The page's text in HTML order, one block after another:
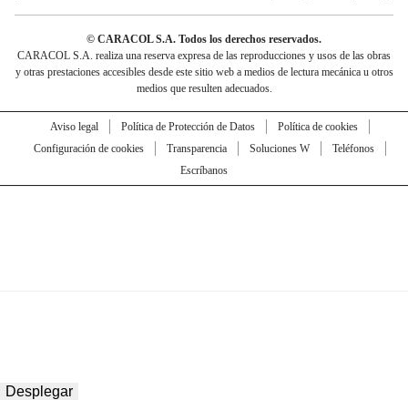
© CARACOL S.A. Todos los derechos reservados.
CARACOL S.A. realiza una reserva expresa de las reproducciones y usos de las obras
y otras prestaciones accesibles desde este sitio web a medios de lectura mecánica u otros
medios que resulten adecuados.
Aviso legal Política de Protección de Datos
Política de cookies
Configuración de cookies
Transparencia Soluciones W
Teléfonos
Escríbanos
Desplegar